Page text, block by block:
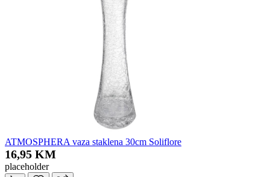
ATMOSPHERA vaza staklena 30cm Soliflore
16,95 KM
placeholder